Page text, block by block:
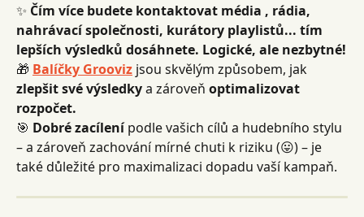
✨ Čím více budete kontaktovat média , rádia,
nahrávací společnosti, kurátory playlistů... tím
lepších výsledků dosáhnete. Logické, ale nezbytné!
🎁 Balíčky Grooviz jsou skvělým způsobem, jak
zlepšit své výsledky a zároveň optimalizovat
rozpočet.
🎯 Dobré zacílení podle vašich cílů a hudebního stylu
– a zároveň zachování mírné chuti k riziku (😛) – je
také důležité pro maximalizaci dopadu vaší kampaň.